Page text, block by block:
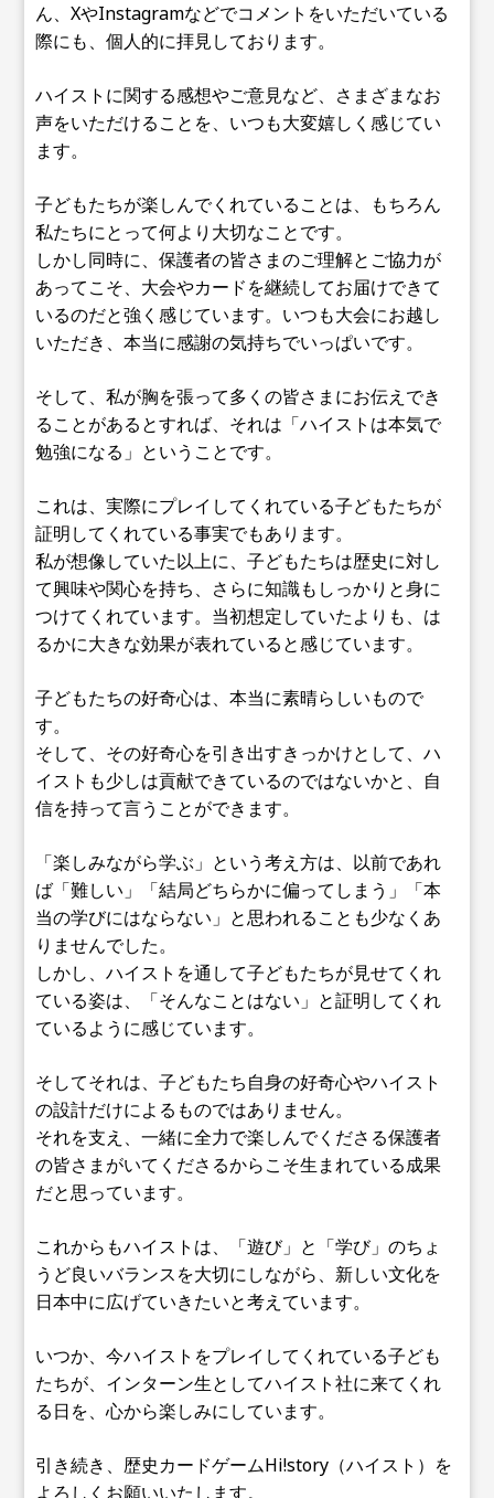
ん、XやInstagramなどでコメントをいただいている
際にも、個人的に拝見しております。
ハイストに関する感想やご意見など、さまざまなお
声をいただけることを、いつも大変嬉しく感じてい
ます。
子どもたちが楽しんでくれていることは、もちろん
私たちにとって何より大切なことです。
しかし同時に、保護者の皆さまのご理解とご協力が
あってこそ、大会やカードを継続してお届けできて
いるのだと強く感じています。いつも大会にお越し
いただき、本当に感謝の気持ちでいっぱいです。
そして、私が胸を張って多くの皆さまにお伝えでき
ることがあるとすれば、それは「ハイストは本気で
勉強になる」ということです。
これは、実際にプレイしてくれている子どもたちが
証明してくれている事実でもあります。
私が想像していた以上に、子どもたちは歴史に対し
て興味や関心を持ち、さらに知識もしっかりと身に
つけてくれています。当初想定していたよりも、は
るかに大きな効果が表れていると感じています。
子どもたちの好奇心は、本当に素晴らしいもので
す。
そして、その好奇心を引き出すきっかけとして、ハ
イストも少しは貢献できているのではないかと、自
信を持って言うことができます。
「楽しみながら学ぶ」という考え方は、以前であれ
ば「難しい」「結局どちらかに偏ってしまう」「本
当の学びにはならない」と思われることも少なくあ
りませんでした。
しかし、ハイストを通して子どもたちが見せてくれ
ている姿は、「そんなことはない」と証明してくれ
ているように感じています。
そしてそれは、子どもたち自身の好奇心やハイスト
の設計だけによるものではありません。
それを支え、一緒に全力で楽しんでくださる保護者
の皆さまがいてくださるからこそ生まれている成果
だと思っています。
これからもハイストは、「遊び」と「学び」のちょ
うど良いバランスを大切にしながら、新しい文化を
日本中に広げていきたいと考えています。
いつか、今ハイストをプレイしてくれている子ども
たちが、インターン生としてハイスト社に来てくれ
る日を、心から楽しみにしています。
引き続き、歴史カードゲームHi!story（ハイスト）を
よろしくお願いいたします。